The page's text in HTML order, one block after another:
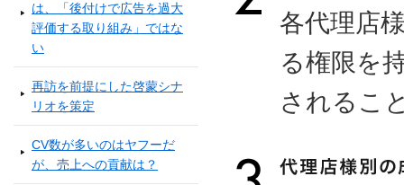
は、「後付けで広告を過大
評価する取り組み」ではな
い
再訪を前提にした啓蒙シナ
リオを策定
CV数が多いのはヤフーだ
が、売上への貢献は？
各代理店
る権限を
されるこ